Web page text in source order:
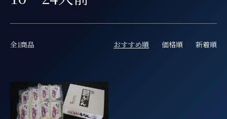
全1商品 おすすめ順 価格順 新着順